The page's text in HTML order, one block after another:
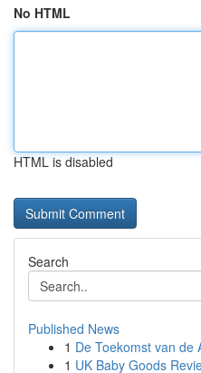
No HTML
HTML is disabled
Search
Published News
1 De Toekomst van de
1 UK Baby Goods